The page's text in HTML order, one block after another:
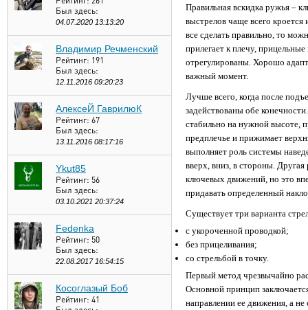
Был здесь:
04.07.2020 13:13:20
Владимир Речменский
Рейтинг: 191
Был здесь:
12.11.2016 09:20:23
АлексеЙ ГаврилюК
Рейтинг: 67
Был здесь:
13.11.2016 08:17:16
Ykut85
Рейтинг: 56
Был здесь:
03.10.2021 20:37:24
Fedenka
Рейтинг: 50
Был здесь:
22.08.2017 16:54:15
Косоглазый Боб
Рейтинг: 41
Правильная вскидка ружья –
выстрелов чаще всего
все сделать правильно, то
прилегает к плечу,
отрегулированы. Хорошо
важный момент.
Лучше всего, когда после
задействованы обе
стабильно на нужной высоте,
предплечье и прижимает
выполняет роль системы
вверх, вниз, в стороны.
ключевых движений, но это
придавать определенный
Существует три варианта
с укороченной проводкой;
без прицеливания;
со стрельбой в точку.
Первый метод чрезвычайно
Основной принцип
направлении ее движения, а